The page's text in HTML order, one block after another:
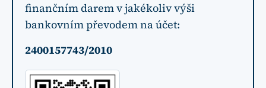
finančním darem v jakékoliv výši
bankovním převodem na účet:
2400157743/2010